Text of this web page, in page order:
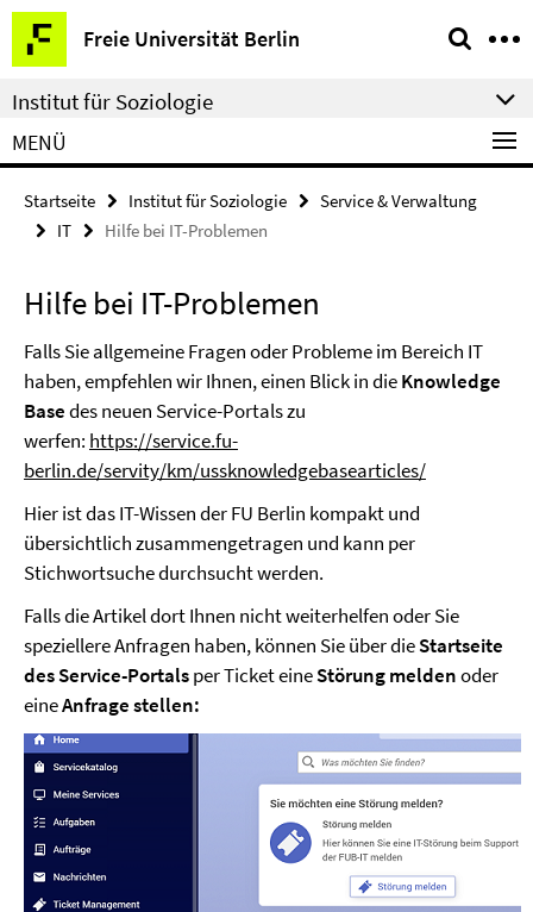
Springe
direkt
zu
Inhalt
Freie Universität Berlin
Service-
Navigation
Institut für Soziologie
MENÜ
Startseite Institut für Soziologie
Service & Verwaltung
IT
Hilfe bei IT-Problemen
Hilfe bei IT-Problemen
Falls Sie allgemeine Fragen oder Probleme im Bereich IT
haben, empfehlen wir Ihnen, einen Blick in dieKnowledge
Basedes neuen Service-Portals zu
werfen: https://service.fu-
berlin.de/servity/km/ussknowledgebasearticles/
Hier ist das IT-Wissen der FU Berlin kompakt und
übersichtlich zusammengetragen und kann per
Stichwortsuche durchsucht werden.
Falls die Artikel dort Ihnen nicht weiterhelfen oder Sie
speziellere Anfragen haben, können Sie über dieStartseite
des Service-Portalsper Ticket eineStörung meldenoder
eineAnfrage stellen: